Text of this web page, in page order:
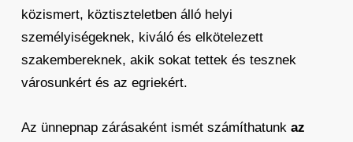
közismert, köztiszteletben álló helyi
személyiségeknek, kiváló és elkötelezett
szakembereknek, akik sokat tettek és tesznek
városunkért és az egriekért.
Az ünnepnap zárásaként ismét számíthatunk az